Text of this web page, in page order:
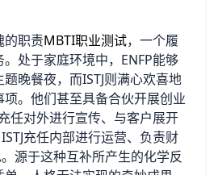
的职责MBTI职业测试，一个履
处于家庭环境中，ENFP能够
晚餐夜，而ISTJ则满心欢喜地
。他们甚至具备合伙开展创业
任对外进行宣传、与客户展开
充任内部进行运营、负责财
源于这种互补所产生的化学反